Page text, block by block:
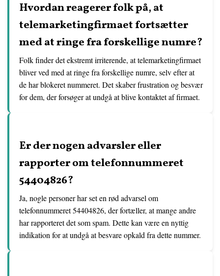
Hvordan reagerer folk på, at
telemarketingfirmaet fortsætter
med at ringe fra forskellige numre?
Folk finder det ekstremt irriterende, at telemarketingfirmaet
bliver ved med at ringe fra forskellige numre, selv efter at
de har blokeret nummeret. Det skaber frustration og besvær
for dem, der forsøger at undgå at blive kontaktet af firmaet.
Er der nogen advarsler eller
rapporter om telefonnummeret
54404826?
Ja, nogle personer har set en rød advarsel om
telefonnummeret 54404826, der fortæller, at mange andre
har rapporteret det som spam. Dette kan være en nyttig
indikation for at undgå at besvare opkald fra dette nummer.